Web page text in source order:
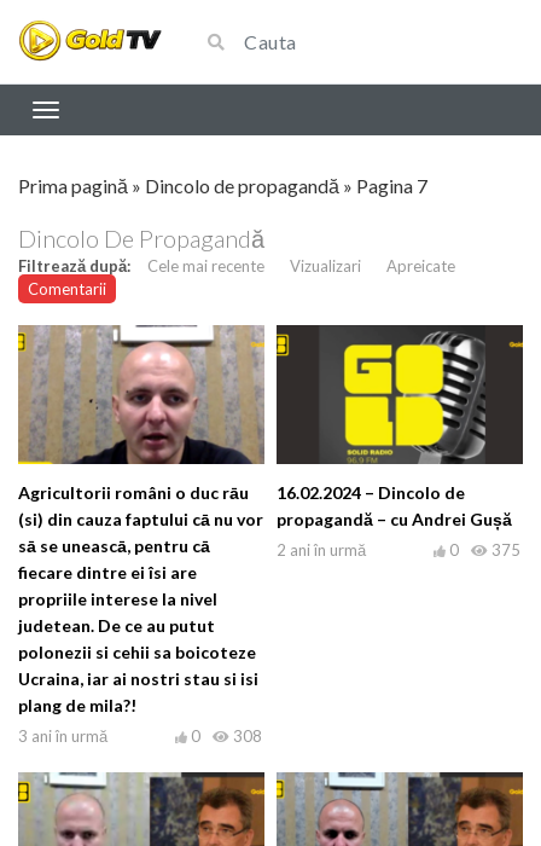
Prima pagină » Dincolo de propagandă » Pagina 7
Dincolo De Propagandă
Filtrează după: Cele mai recente Vizualizari
Apreicate
Comentarii
Agricultorii români o duc rāu
(si) din cauza faptului cā nu vor
sā se uneascā, pentru cā
fiecare dintre ei îsi are
propriile interese la nivel
judetean. De ce au putut
polonezii si cehii sa boicoteze
Ucraina, iar ai nostri stau si isi
plang de mila?!
3 ani în urmă 308
0
16.02.2024 – Dincolo de
propagandă – cu Andrei Gușă
2 ani în urmă 375
0